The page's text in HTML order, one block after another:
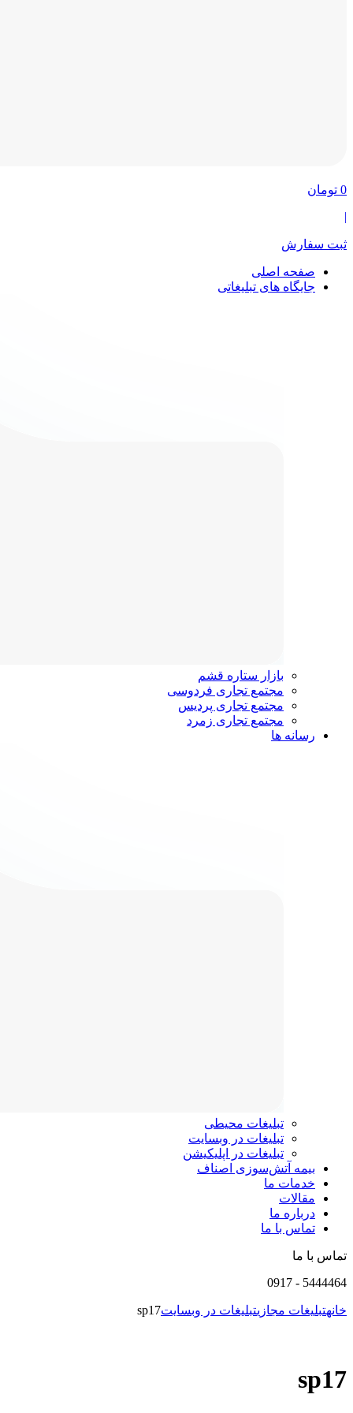
0 تومان
|
ثبت سفارش
صفحه اصلی
جایگاه های تبلیغاتی
بازار ستاره قشم
مجتمع تجاری فردوسی
مجتمع تجاری پردیس
مجتمع تجاری زمرد
رسانه ها
تبلیغات محیطی
تبلیغات در وبسایت
تبلیغات در اپلیکیشن
بیمه آتش‌سوزی اصناف
خدمات ما
مقالات
درباره ما
تماس با ما
تماس با ما
5444464
-
0917
خانهتبلیغات مجازیتبلیغات در وبسایتsp17
sp17